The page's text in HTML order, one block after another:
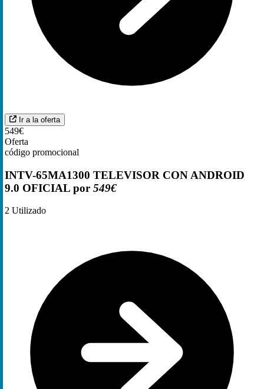
Ir a la oferta
549€
Oferta
código promocional
INTV-65MA1300 TELEVISOR CON ANDROID
9.0 OFICIAL por 549€
2 Utilizado